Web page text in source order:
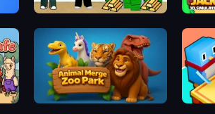
Obby Tycoon Build the City
Animal Merge Zoo Park
Cafe